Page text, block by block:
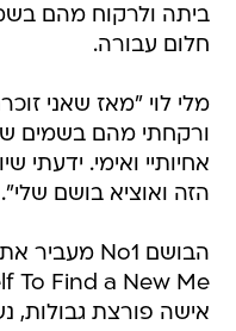
חלום עבורה.
מלי לוי "מאז שאני
ורקחתי מהם בשמים
אחיותיי ואימי.
הזה ואוציא בושם שלי".
To Find a New Me
אישה פורצת גבולות,